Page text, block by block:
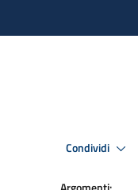
Condividi